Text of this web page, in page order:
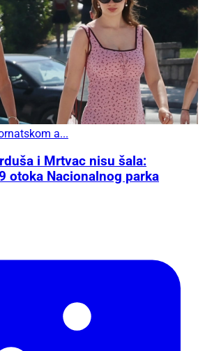
a...
i Mrtvac nisu šala:
otoka Nacionalnog parka